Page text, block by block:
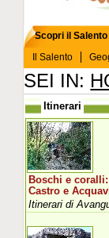
Scopri il Salento
Il Salento
SEI IN:
Itinerari
Boschi e
Castro e
Itinerari di